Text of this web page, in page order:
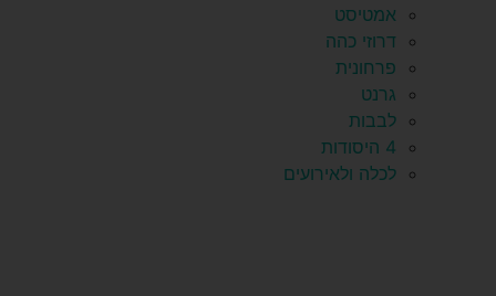
אמטיסט
דרוזי כהה
פרחונית
גרנט
לבבות
4 היסודות
לכלה ולאירועים